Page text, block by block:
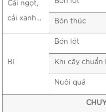
Cải ngọt,
cải xanh…
Bón thúc
Bí
Bón lót
Khi cây chuẩn
Nuôi quả